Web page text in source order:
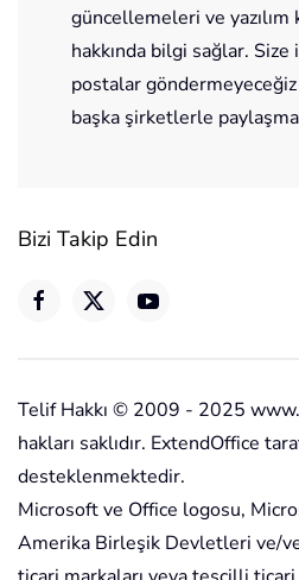
güncellemeleri ve yazılım
hakkında bilgi sağlar.
postalar
başka şirketlerle
Bizi Takip Edin
Telif Hakkı © 2009 - 2025
hakları saklıdır. ExtendOffice
desteklenmektedir.
Microsoft ve Office logosu,
Amerika Birleşik Devletleri ve/